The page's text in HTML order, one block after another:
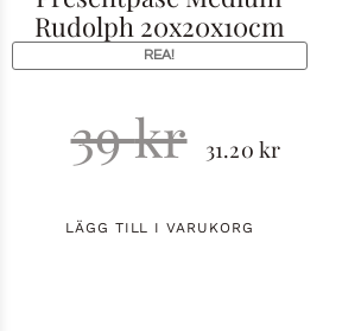
Rudolph 20x20x10cm
REA!
39kr 31.20kr
LÄGG TILL I VARUKORG